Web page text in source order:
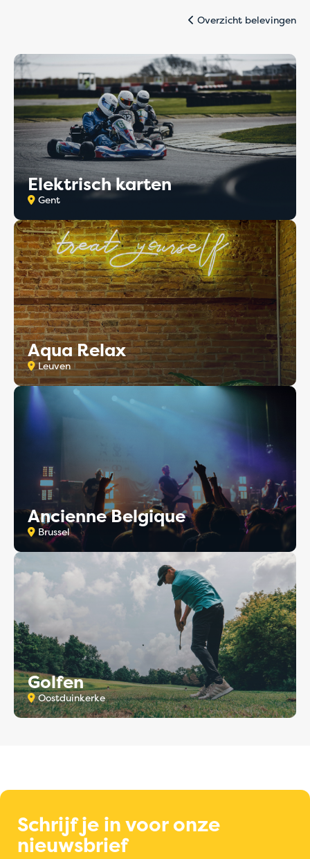
Overzicht belevingen
Elektrisch karten
Gent
Aqua Relax
Leuven
Ancienne Belgique
Brussel
Golfen
Oostduinkerke
Schrijf je in voor onze
nieuwsbrief